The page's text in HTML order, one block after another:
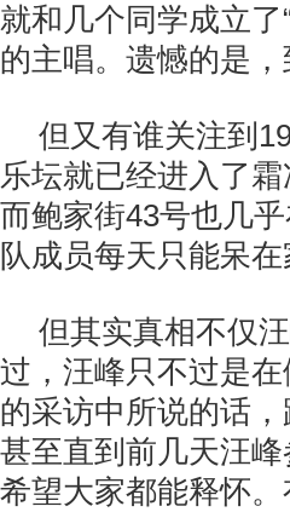
就和几个同学成立
的主唱。遗憾的是
但又有谁关注到
乐坛就已经进入了
而鲍家街43号也几
队成员每天只能呆
但其实真相不仅
过，汪峰只不过是
的采访中所说的话
甚至直到前几天汪
希望大家都能释怀